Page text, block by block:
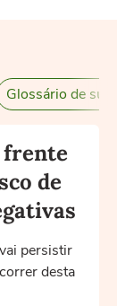
Glossário de
frente
de
persistir
desta